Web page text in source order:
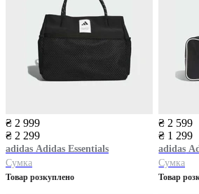
₴ 2 999
₴ 2 299
adidas Adidas Essentials
Сумка
Товар розкуплено
₴ 2 599
₴ 1 299
adidas
Сумка
Товар